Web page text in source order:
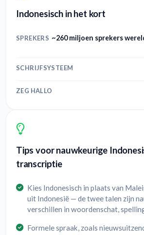
Indonesisch in het kort
SPREKERS ~260 miljoen sprekers
SCHRIJFSYSTEEM
ZEG HALLO
Tips voor nauwkeurige
transcriptie
Kies Indonesisch in plaats van
uit Indonesië — de twee talen zijn
verschillen in woordenschat,
Formele spraak, zoals